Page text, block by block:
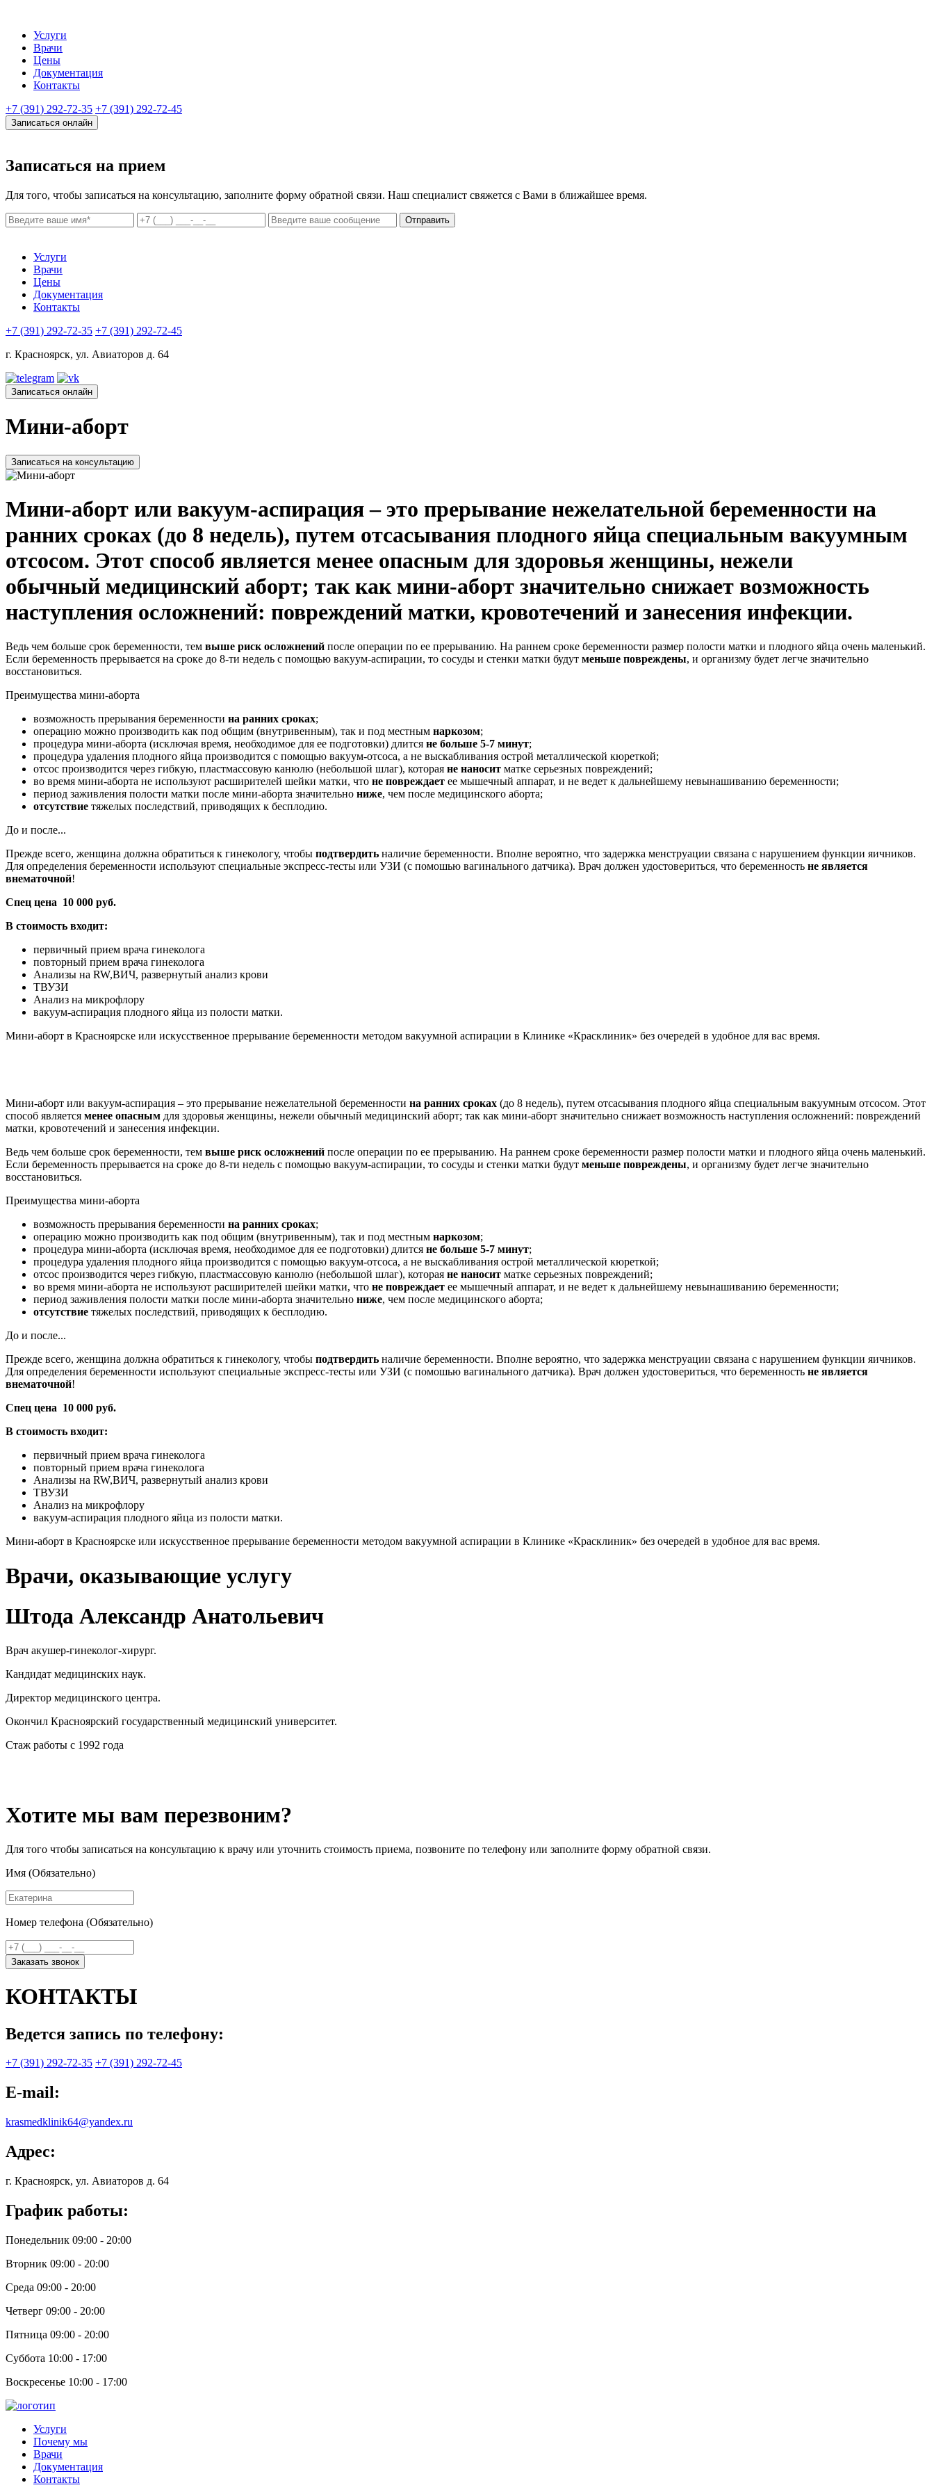
Услуги
Врачи
Цены
Документация
Контакты
+7 (391) 292-72-35 +7 (391) 292-72-45
Записаться онлайн
Записаться на прием
Для того, чтобы записаться на консультацию, заполните форму обратной связи. Наш специалист свяжется с Вами в ближайшее время.
Отправить
Услуги
Врачи
Цены
Документация
Контакты
+7 (391) 292-72-35 +7 (391) 292-72-45
г. Красноярск, ул. Авиаторов д. 64
Записаться онлайн
Мини-аборт
Записаться на консультацию
Мини-аборт или вакуум-аспирация – это прерывание нежелательной беременности на
ранних сроках (до 8 недель), путем отсасывания плодного яйца специальным вакуумным
отсосом. Этот способ является менее опасным для здоровья женщины, нежели
обычный медицинский аборт; так как мини-аборт значительно снижает возможность
наступления осложнений: повреждений матки, кровотечений и занесения инфекции.
Ведь чем больше срок беременности, тем выше риск осложнений после операции по ее прерыванию. На раннем сроке беременности размер полости матки и плодного яйца очень маленький.
Если беременность прерывается на сроке до 8-ти недель с помощью вакуум-аспирации, то сосуды и стенки матки будут меньше повреждены, и организму будет легче значительно
восстановиться.
Преимущества мини-аборта
возможность прерывания беременности на ранних сроках;
операцию можно производить как под общим (внутривенным), так и под местным наркозом;
процедура мини-аборта (исключая время, необходимое для ее подготовки) длится не больше 5-7 минут;
процедура удаления плодного яйца производится с помощью вакуум-отсоса, а не выскабливания острой металлической кюреткой;
отсос производится через гибкую, пластмассовую канюлю (небольшой шлаг), которая не наносит матке серьезных повреждений;
во время мини-аборта не используют расширителей шейки матки, что не повреждает ее мышечный аппарат, и не ведет к дальнейшему невынашиванию беременности;
период заживления полости матки после мини-аборта значительно ниже, чем после медицинского аборта;
отсутствие тяжелых последствий, приводящих к бесплодию.
До и после...
Прежде всего, женщина должна обратиться к гинекологу, чтобы подтвердить наличие беременности. Вполне вероятно, что задержка менструации связана с нарушением функции яичников.
Для определения беременности используют специальные экспресс-тесты или УЗИ (с помошью вагинального датчика). Врач должен удостовериться, что беременность не является
внематочной!
Спец цена 10 000 руб.
В стоимость входит:
первичный прием врача гинеколога
повторный прием врача гинеколога
Анализы на RW,ВИЧ, развернутый анализ крови
ТВУЗИ
Анализ на микрофлору
вакуум-аспирация плодного яйца из полости матки.
Мини-аборт в Красноярске или искусственное прерывание беременности методом вакуумной аспирации в Клинике «Красклиник» без очередей в удобное для вас время.
Мини-аборт или вакуум-аспирация – это прерывание нежелательной беременности на ранних сроках (до 8 недель), путем отсасывания плодного яйца специальным вакуумным отсосом. Этот
способ является менее опасным для здоровья женщины, нежели обычный медицинский аборт; так как мини-аборт значительно снижает возможность наступления осложнений: повреждений
матки, кровотечений и занесения инфекции.
Ведь чем больше срок беременности, тем выше риск осложнений после операции по ее прерыванию. На раннем сроке беременности размер полости матки и плодного яйца очень маленький.
Если беременность прерывается на сроке до 8-ти недель с помощью вакуум-аспирации, то сосуды и стенки матки будут меньше повреждены, и организму будет легче значительно
восстановиться.
Преимущества мини-аборта
возможность прерывания беременности на ранних сроках;
операцию можно производить как под общим (внутривенным), так и под местным наркозом;
процедура мини-аборта (исключая время, необходимое для ее подготовки) длится не больше 5-7 минут;
процедура удаления плодного яйца производится с помощью вакуум-отсоса, а не выскабливания острой металлической кюреткой;
отсос производится через гибкую, пластмассовую канюлю (небольшой шлаг), которая не наносит матке серьезных повреждений;
во время мини-аборта не используют расширителей шейки матки, что не повреждает ее мышечный аппарат, и не ведет к дальнейшему невынашиванию беременности;
период заживления полости матки после мини-аборта значительно ниже, чем после медицинского аборта;
отсутствие тяжелых последствий, приводящих к бесплодию.
До и после...
Прежде всего, женщина должна обратиться к гинекологу, чтобы подтвердить наличие беременности. Вполне вероятно, что задержка менструации связана с нарушением функции яичников.
Для определения беременности используют специальные экспресс-тесты или УЗИ (с помошью вагинального датчика). Врач должен удостовериться, что беременность не является
внематочной!
Спец цена 10 000 руб.
В стоимость входит:
первичный прием врача гинеколога
повторный прием врача гинеколога
Анализы на RW,ВИЧ, развернутый анализ крови
ТВУЗИ
Анализ на микрофлору
вакуум-аспирация плодного яйца из полости матки.
Мини-аборт в Красноярске или искусственное прерывание беременности методом вакуумной аспирации в Клинике «Красклиник» без очередей в удобное для вас время.
Врачи, оказывающие услугу
Штода Александр Анатольевич
Врач акушер-гинеколог-хирург.
Кандидат медицинских наук.
Директор медицинского центра.
Окончил Красноярский государственный медицинский университет.
Стаж работы с 1992 года
Хотите мы вам перезвоним?
Для того чтобы записаться на консультацию к врачу или уточнить стоимость приема, позвоните по телефону или заполните форму обратной связи.
Имя (Обязательно)
Номер телефона (Обязательно)
Заказать звонок
КОНТАКТЫ
Ведется запись по телефону:
+7 (391) 292-72-35 +7 (391) 292-72-45
E-mail:
krasmedklinik64@yandex.ru
Адрес:
г. Красноярск, ул. Авиаторов д. 64
График работы:
Понедельник 09:00 - 20:00
Вторник 09:00 - 20:00
Среда 09:00 - 20:00
Четверг 09:00 - 20:00
Пятница 09:00 - 20:00
Суббота 10:00 - 17:00
Воскресенье 10:00 - 17:00
Услуги
Почему мы
Врачи
Документация
Контакты